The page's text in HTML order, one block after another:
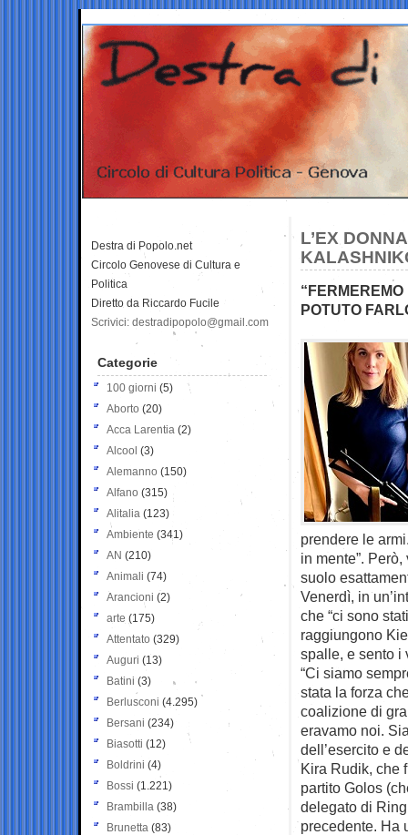
L’EX
POTUTO
prendere le
in mente”.
suolo
Venerdì, in
che “ci sono
raggiungono
spalle, e sento i
“Ci siamo
stata la forza
coalizione di
eravamo noi.
dell’esercito e
Kira Rudik, che
partito Golos
delegato di
precedente. Ha
Destra di Popolo.net
Circolo Genovese di Cultura e
Politica
Diretto da Riccardo Fucile
Scrivici: destradipopolo@gmail.com
Categorie
100 giorni (5)
Aborto (20)
Acca Larentia (2)
Alcool (3)
Alemanno (150)
Alfano (315)
Alitalia (123)
Ambiente (341)
AN (210)
Animali (74)
Arancioni (2)
arte (175)
Attentato (329)
Auguri (13)
Batini (3)
Berlusconi (4.295)
Bersani (234)
Biasotti (12)
Boldrini (4)
Bossi (1.221)
Brambilla (38)
Brunetta (83)